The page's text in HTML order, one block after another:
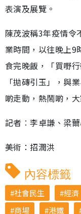
表演及展覽。
陳茂波稱3年疫情令
業時間，以往晚上9
食完晚飯，「買嘢
「拋磚引玉」，與
啲走動，熱鬧啲，
記者︰李卓謙、梁
美術：招潤洪
內容標籤
社會民生 經濟
商場
港鐵